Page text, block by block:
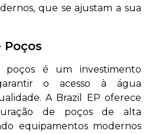
que se ajustam a sua
Poços
é um investimento
o acesso à água
A Brazil EP oferece
de poços de alta
equipamentos modernos